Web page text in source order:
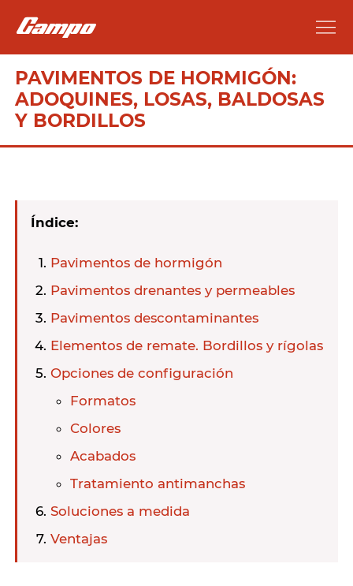
PAVIMENTOS DE HORMIGÓN:
ADOQUINES, LOSAS, BALDOSAS
Y BORDILLOS
Índice:
Pavimentos de hormigón
Pavimentos drenantes y permeables
Pavimentos descontaminantes
Elementos de remate. Bordillos y rígolas
Opciones de configuración
Formatos
Colores
Acabados
Tratamiento antimanchas
Soluciones a medida
Ventajas